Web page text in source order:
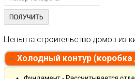
Цены на строительство домов из
Холодный контур